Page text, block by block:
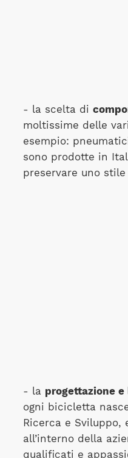
- la scelta di
moltissime delle
esempio:
sono prodotte in
preservare uno
- la progettazione e
ogni bicicletta
Ricerca e Sviluppo,
all’interno della
qualificati e